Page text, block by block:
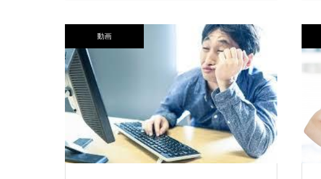
動画